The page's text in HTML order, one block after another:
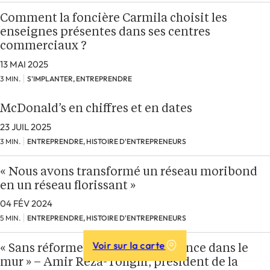
Voir sur la carte
Comment la foncière Carmila choisit les
enseignes présentes dans ses centres
commerciaux ?
13 MAI 2025
3 MIN. S'IMPLANTER, ENTREPRENDRE
McDonald’s en chiffres et en dates
23 JUIL 2025
3 MIN. ENTREPRENDRE, HISTOIRE D'ENTREPRENEURS
« Nous avons transformé un réseau moribond
en un réseau florissant »
04 FÉV 2024
5 MIN. ENTREPRENDRE, HISTOIRE D'ENTREPRENEURS
« Sans réforme structurelle, on fonce dans le
mur » – Amir Reza-Tofighi, président de la